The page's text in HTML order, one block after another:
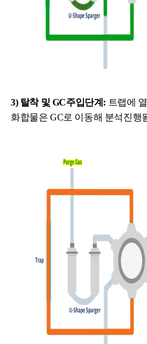
3) 탈착 및 GC주입단계: 트랩에
화합물은 GC로 이동해 분석진행